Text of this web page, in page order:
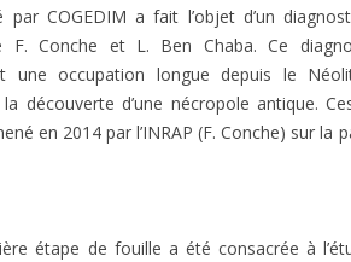
COGEDIM a fait l’objet d’un
F. Conche et L. Ben Chaba. Ce
une occupation longue depuis le
découverte d’une nécropole antique.
en 2014 par l’INRAP (F. Conche) sur
étape de fouille a été consacrée à